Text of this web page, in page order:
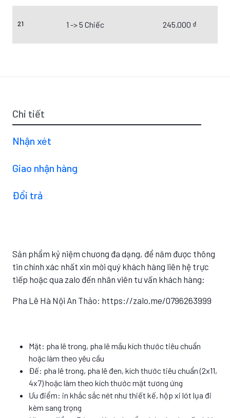
21 1 -> 5 Chiếc 245.000 ₫
Chi tiết
Nhận xét
Giao nhận hàng
Đổi trả
Sản phẩm kỷ niệm chương đa dạng, để năm được thông
tin chính xác nhất xin mời quý khách hàng liên hệ trực
tiếp hoặc qua zalo đến nhân viên tư vấn khách hàng:
Pha Lê Hà Nội An Thảo: https://zalo.me/0796263999
Mặt: pha lê trong, pha lê mầu kích thước tiêu chuẩn
hoặc làm theo yêu cầu
Đế: pha lê trong, pha lê đen, kích thước tiêu chuẩn (2x11,
4x7) hoặc làm theo kích thước mặt tương ứng
Ưu điểm: in khắc sắc nét như thiết kế, hộp xi lót lụa đi
kèm sang trọng